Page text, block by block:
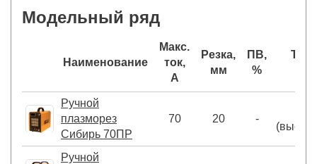
Модельный ряд
Наименование
Макс.
ток,
А
Резка,
мм
ПВ,
%
Тип
Ручной
плазморез
Сибирь 70ПР
70 20 -
Ручной